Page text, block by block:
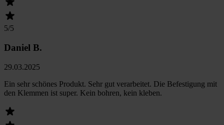
5/5
Daniel B.
29.03.2025
Ein sehr schönes Produkt. Sehr gut verarbeitet. Die Befestigung mit
den Klemmen ist super. Kein bohren, kein kleben.